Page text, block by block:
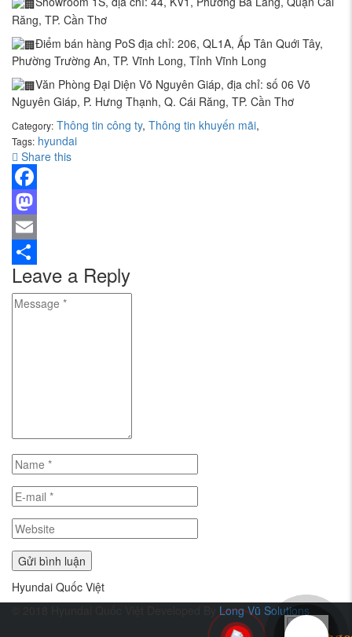
Răng, TP. Cần Thơ
Điểm bán hàng PoS địa chỉ: 206, QL1A, Ấp Tân Quới Tây,
Phường Trường An, TP. Vĩnh Long, Tỉnh Vĩnh Long
Văn Phòng Đại Diện Võ Nguyên Giáp, địa chỉ: số 06 Võ
Nguyên Giáp, P. Hưng Thạnh, Q. Cái Răng, TP. Cần Thơ
Category: Thông tin công ty, Thông tin khuyến mãi,
Tags: hyundai
Share this
Facebook
Mastodon
Email
Share
Leave a Reply
Hyundai Quốc Việt
Long Vũ Solutions